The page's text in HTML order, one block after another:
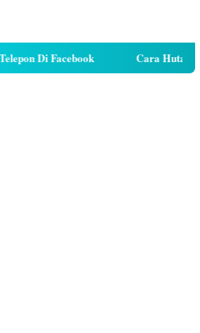
Di Facebook Cara Hutang